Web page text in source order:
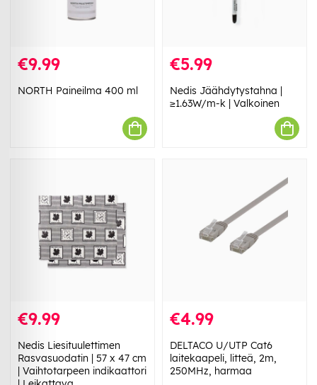
€9.99
NORTH Paineilma 400 ml
€5.99
Nedis Jäähdytystahna |
≥1.63W/m-k | Valkoinen
€9.99
Nedis Liesituulettimen
Rasvasuodatin | 57 x 47 cm
| Vaihtotarpeen indikaattori
€4.99
DELTACO U/UTP Cat6
laitekaapeli, litteä, 2m,
250MHz, harmaa